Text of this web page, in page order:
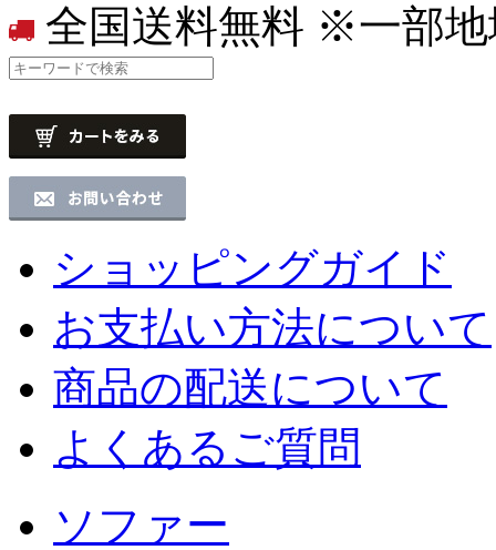
全国送料無料 ※一部地
ショッピングガイド
お支払い方法について
商品の配送について
よくあるご質問
ソファー